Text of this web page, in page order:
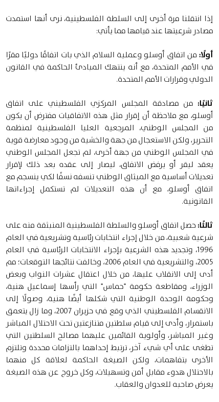
إذا انتقلنا مرة أخرى إلى السلطة الفلسطينية، نرى أنها استمدت
مصادر شرعيتها عند قيامها مما يأتي:
أولًا: من اتفاق أوسلو وعملية السلام الذي بات اتفاقًا دوليًا مقرًا
في الأمم المتحدة، مع أنه ينتهك المبادئ الحاكمة في القانون
الدولي وقرارات الأمم المتحدة.
ثانيًا:من مصادقة المجلس المركزي الفلسطيني على اتفاق
أوسلو، مع ملاحظة أن إقرار مثل هذه الاتفاقيات مفترض أن يكون
من المجلس الوطني، المرجعية العليا الفلسطينية لمنظمة
التحرير، ولكن الاستعجال من جهة والخشية من وجود معارضة قوية
في المجلس الوطني من جهة أخرى، لم تجعل المجلس الوطني
يعقد ليقر أو يرفض الاتفاق، ليصار إلى عقده بعد ذلك لإقرار
تعديلات أساسية مع الميثاق الوطني تنسفه نسفًا لكي ينسجم مع
اتفاق أوسلو، مع أن هذه التعديلات لم تستكمل إجراءاتها
القانونية.
ثالثًا:حصل اتفاق أوسلو والسلطة الفلسطينية المنبثقة منه على
شرعية شعبية، من خلال إجراء انتخابات رئاسية وتشريعية في العام
1996، وتجديد هذه الشرعية بإجراء الانتخابات الرئاسية في العام
2005، والتشريعية في العام 2006، وخالفت نتائجها التوقعات؛ مم
أدى إلى الانقلاب عليها، من خلال اعتقال عشرات النواب وبعض
الوزراء، ومقاطعة حكومة "حماس" التي رأسها إسماعيل هنية،
وحكومة الوحدة الوطنية التي شكلها أيضًا هنية، وصولًا إلى
الانقسام الفلسطيني الذي وقع في حزيران 2007، وما زال يتعمق
باستمرار، وأدى إلى قيام سلطتين متنازعتين تحت الاحتلال المباشر
وغير المباشر، وأولوية القائمين عليهما مصالح السلطتين التي
تطغى على أي شيء آخر، ترتبط إحداهما بالتزامات محددة وتلتزم
الأخرى بتفاهمات، ولكن الصيغة الحاكمة لعلاقة كل منهما
بالاحتلال هدوء مقابل أمن وتسهيلات، وكل خروج عن هذه الصيغة
يعرض صاحبه للعدوان والعقاب.